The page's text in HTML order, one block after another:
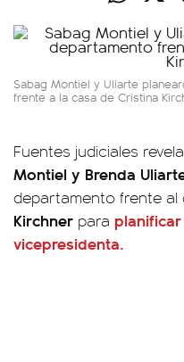
Sabag Montiel y Uliarte
frente a la casa de Cristina
Fuentes judiciales
Montiel y Brenda
departamento frente al
Kirchner para
vicepresidenta.